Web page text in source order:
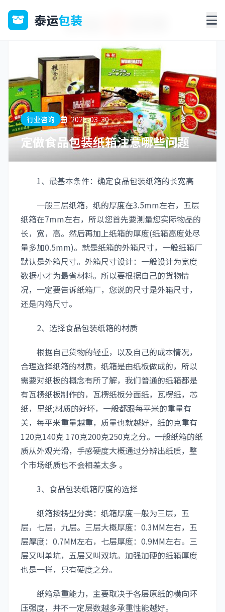
泰运包装
行业咨询 2025-03-30
定做食品包装纸箱注意哪些问题
1、最基本条件：确定食品包装纸箱的长宽高
一般三层纸箱，纸的厚度在3.5mm左右，五层
纸箱在7mm左右，所以您首先要测量您实际物品的
长，宽，高。然后再加上纸箱的厚度(纸箱高度处尽
量多加0.5mm)。就是纸箱的外箱尺寸，一般纸箱厂
默认是外箱尺寸。外箱尺寸设计：一般设计为宽度
数据小才为最省材料。所以要根据自己的货物情
况，一定要告诉纸箱厂，您说的尺寸是外箱尺寸，
还是内箱尺寸。
2、选择食品包装纸箱的材质
根据自己货物的轻重，以及自己的成本情况，
合理选择纸箱的材质，纸箱是由纸板做成的，所以
需要对纸板的概念有所了解，我们普通的纸箱都是
有瓦楞纸板制作的，瓦楞纸板分面纸，瓦楞纸，芯
纸，里纸;材质的好坏，一般都跟每平米的重量有
关，每平米重量越重，质量也就越好，纸的克重有
120克140克 170克200克250克之分。一般纸箱的纸
质从外观光滑，手感硬度大概通过分辨出纸质，整
个市场纸质也不会相差太多 。
3、食品包装纸箱厚度的选择
纸箱按楞型分类：纸箱厚度一般为三层，五
层，七层，九层。三层大概厚度：0.3MM左右，五
层厚度：0.7MM左右，七层厚度：0.9MM左右。三
层又叫单坑，五层又叫双坑。加强加硬的纸箱厚度
也是一样，只有硬度之分。
纸箱承重能力，主要取决于各层原纸的横向环
压强度，并不一定层数越多承重性能越好。